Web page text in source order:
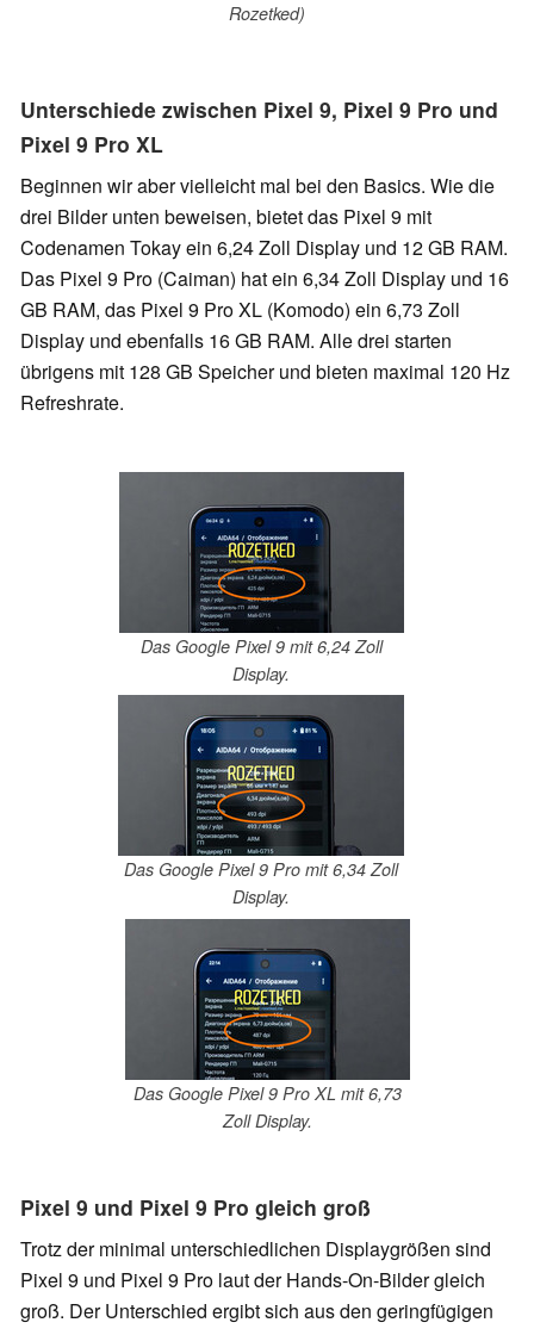
Rozetked)
Unterschiede zwischen Pixel 9, Pixel 9 Pro und
Pixel 9 Pro XL
Beginnen wir aber vielleicht mal bei den Basics. Wie die
drei Bilder unten beweisen, bietet das Pixel 9 mit
Codenamen Tokay ein 6,24 Zoll Display und 12 GB RAM.
Das Pixel 9 Pro (Caiman) hat ein 6,34 Zoll Display und 16
GB RAM, das Pixel 9 Pro XL (Komodo) ein 6,73 Zoll
Display und ebenfalls 16 GB RAM. Alle drei starten
übrigens mit 128 GB Speicher und bieten maximal 120 Hz
Refreshrate.
Das Google Pixel 9 mit 6,24 Zoll
Display.
Das Google Pixel 9 Pro mit 6,34 Zoll
Display.
Das Google Pixel 9 Pro XL mit 6,73
Zoll Display.
Pixel 9 und Pixel 9 Pro gleich groß
Trotz der minimal unterschiedlichen Displaygrößen sind
Pixel 9 und Pixel 9 Pro laut der Hands-On-Bilder gleich
groß. Der Unterschied ergibt sich aus den geringfügigen